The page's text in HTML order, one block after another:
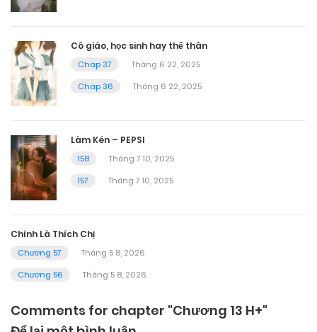
Cô giáo, học sinh hay thế thân
Chap 37
Tháng 6 22, 2025
Chap 36
Tháng 6 22, 2025
Làm Kén – PEPSI
158
Tháng 7 10, 2025
157
Tháng 7 10, 2025
Chính Là Thích Chị
Chương 57
Tháng 5 8, 2026
Chương 56
Tháng 5 8, 2026
Comments for chapter "Chương 13 H+"